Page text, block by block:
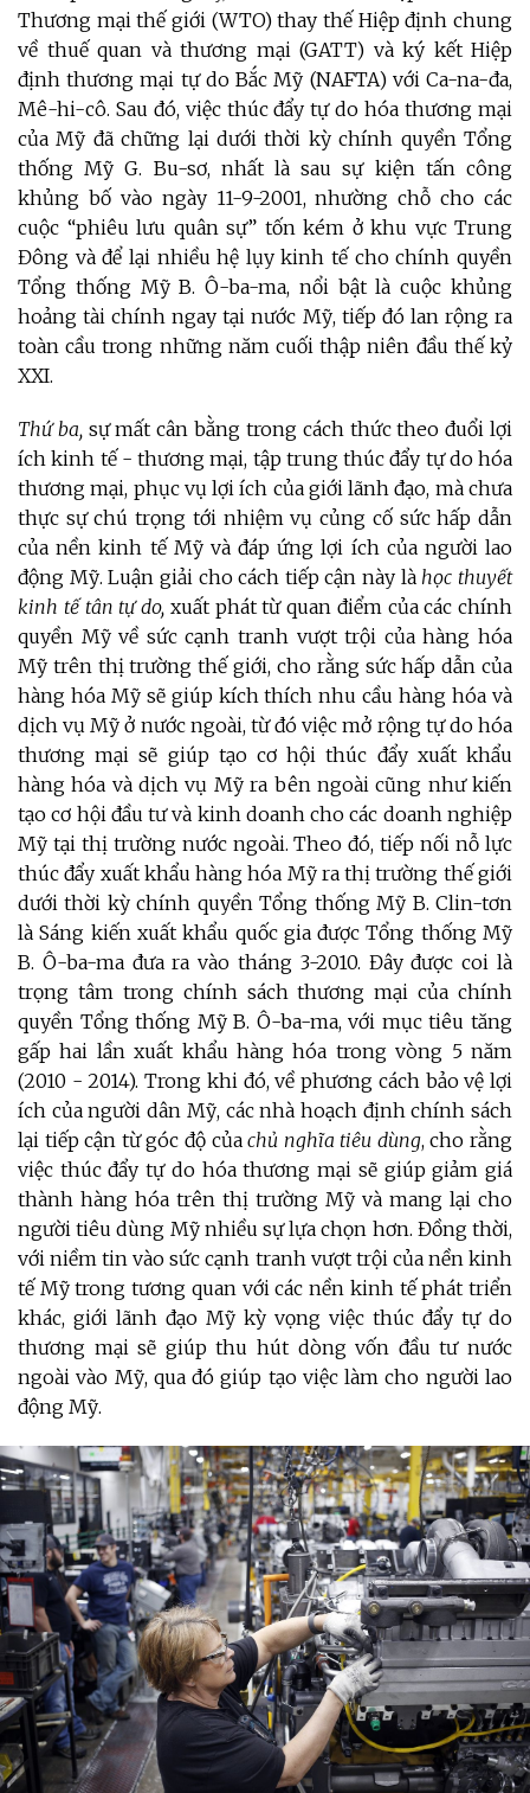
Thương mại thế giới (WTO) thay thế Hiệp định chung
về thuế quan và thương mại (GATT) và ký kết Hiệp
định thương mại tự do Bắc Mỹ (NAFTA) với Ca-na-đa,
Mê-hi-cô. Sau đó, việc thúc đẩy tự do hóa thương mại
của Mỹ đã chững lại dưới thời kỳ chính quyền Tổng
thống Mỹ G. Bu-sơ, nhất là sau sự kiện tấn công
khủng bố vào ngày 11-9-2001, nhường chỗ cho các
cuộc “phiêu lưu quân sự” tốn kém ở khu vực Trung
Đông và để lại nhiều hệ lụy kinh tế cho chính quyền
Tổng thống Mỹ B. Ô-ba-ma, nổi bật là cuộc khủng
hoảng tài chính ngay tại nước Mỹ, tiếp đó lan rộng ra
toàn cầu trong những năm cuối thập niên đầu thế kỷ
XXI.
Thứ ba, sự mất cân bằng trong cách thức theo đuổi lợi
ích kinh tế - thương mại, tập trung thúc đẩy tự do hóa
thương mại, phục vụ lợi ích của giới lãnh đạo, mà chưa
thực sự chú trọng tới nhiệm vụ củng cố sức hấp dẫn
của nền kinh tế Mỹ và đáp ứng lợi ích của người lao
động Mỹ. Luận giải cho cách tiếp cận này là học thuyết
kinh tế tân tự do, xuất phát từ quan điểm của các chính
quyền Mỹ về sức cạnh tranh vượt trội của hàng hóa
Mỹ trên thị trường thế giới, cho rằng sức hấp dẫn của
hàng hóa Mỹ sẽ giúp kích thích nhu cầu hàng hóa và
dịch vụ Mỹ ở nước ngoài, từ đó việc mở rộng tự do hóa
thương mại sẽ giúp tạo cơ hội thúc đẩy xuất khẩu
hàng hóa và dịch vụ Mỹ ra bên ngoài cũng như kiến
tạo cơ hội đầu tư và kinh doanh cho các doanh nghiệp
Mỹ tại thị trường nước ngoài. Theo đó, tiếp nối nỗ lực
thúc đẩy xuất khẩu hàng hóa Mỹ ra thị trường thế giới
dưới thời kỳ chính quyền Tổng thống Mỹ B. Clin-tơn
là Sáng kiến xuất khẩu quốc gia được Tổng thống Mỹ
B. Ô-ba-ma đưa ra vào tháng 3-2010. Đây được coi là
trọng tâm trong chính sách thương mại của chính
quyền Tổng thống Mỹ B. Ô-ba-ma, với mục tiêu tăng
gấp hai lần xuất khẩu hàng hóa trong vòng 5 năm
(2010 - 2014). Trong khi đó, về phương cách bảo vệ lợi
ích của người dân Mỹ, các nhà hoạch định chính sách
lại tiếp cận từ góc độ củachủ nghĩa tiêu dùng, cho rằng
việc thúc đẩy tự do hóa thương mại sẽ giúp giảm giá
thành hàng hóa trên thị trường Mỹ và mang lại cho
người tiêu dùng Mỹ nhiều sự lựa chọn hơn. Đồng thời,
với niềm tin vào sức cạnh tranh vượt trội của nền kinh
tế Mỹ trong tương quan với các nền kinh tế phát triển
khác, giới lãnh đạo Mỹ kỳ vọng việc thúc đẩy tự do
thương mại sẽ giúp thu hút dòng vốn đầu tư nước
ngoài vào Mỹ, qua đó giúp tạo việc làm cho người lao
động Mỹ.